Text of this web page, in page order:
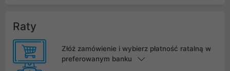
Raty
Złóż zamówienie i wybierz płatność ratalną w
preferowanym banku